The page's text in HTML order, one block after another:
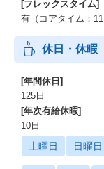
・勉強会や技術共
ップできる環境があ
＜働きやすさ＞
・裁量権を持って働
・テレワークやフ
であるためワークラ
・役職や部署の垣
る
[フレックスタイム]
有（コアタイム：
休日・休暇
[年間休日]
125日
[年次有給休暇]
10日
土曜日 日曜日